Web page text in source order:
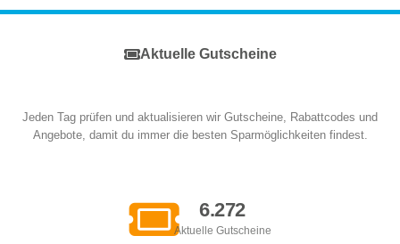
Aktuelle Gutscheine
Jeden Tag prüfen und aktualisieren wir Gutscheine, Rabattcodes und
Angebote, damit du immer die besten Sparmöglichkeiten findest.
6.272
Aktuelle Gutscheine